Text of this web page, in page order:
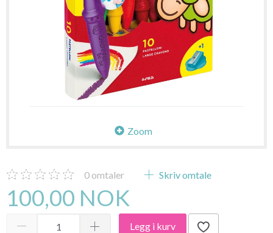
Zoom
0 omtaler Skriv omtale
100,00 NOK
Legg i kurv